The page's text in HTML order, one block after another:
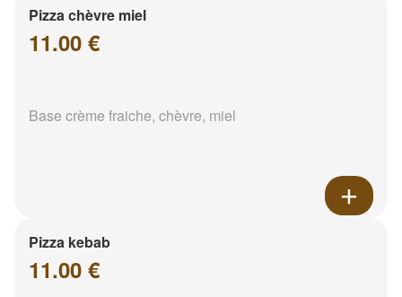
Pizza chèvre miel
11.00 €
Base crème fraiche, chèvre, miel
Pizza kebab
11.00 €